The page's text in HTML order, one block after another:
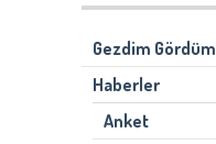
Gezdim Gördüm
Haberler
Anket